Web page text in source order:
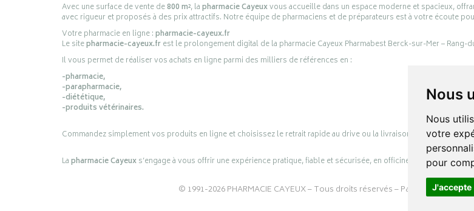
Nous
Nous
votre
pour
J'accepte
Avec une surface de vente de800 m², lapharmacie Cayeuxvous accueille dans un espace moderne et spacieux,
avec rigueur et proposés à des prix attractifs. Notre équipe de pharmaciens et de préparateurs est à votre écoute
Votre pharmacie en ligne :pharmacie-cayeux.fr
Le sitepharmacie-cayeux.frest le prolongement digital de la pharmacie Cayeux Pharmabest Berck-sur-Mer – Rang-
Il vous permet de réaliser vos achats en ligne parmi des milliers de références en :
-pharmacie,
-parapharmacie,
-diététique,
-produits vétérinaires.
Commandez simplement vos produits en ligne et choisissez le retrait rapide au drive ou la livraison à domicile, en
Lapharmacie Cayeuxs’engage à vous offrir une expérience pratique, fiable et sécurisée, en officine comme en
© 1991-2026PHARMACIE CAYEUX– Tous droits réservés – Page mise à jour le